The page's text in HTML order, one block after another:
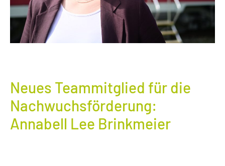
Neues Teammitglied für die
Nachwuchsförderung:
Annabell Lee Brinkmeier